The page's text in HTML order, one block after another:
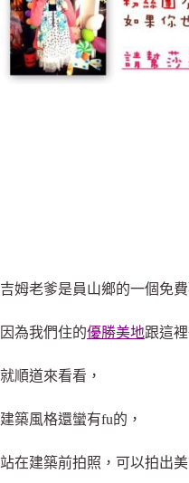
吉姆老爹是員山鄉的一個免費
因為我們住的優勝美地跟這
就順道來看看，
建築風格還蠻有fu的，
站在建築前拍照，可以拍出